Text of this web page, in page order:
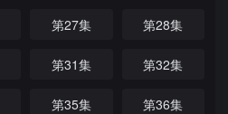
第27集 第28集
第31集 第32集
第35集 第36集